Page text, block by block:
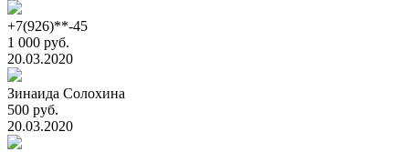
+7(926)**-45
1 000 руб.
20.03.2020
Зинаида Солохина
500 руб.
20.03.2020